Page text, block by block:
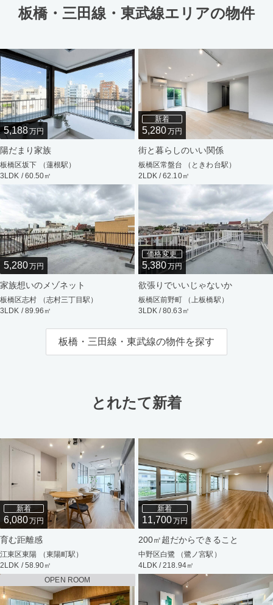
板橋・三田線・東武線エリアの物件
5,188万円
陽だまり家族
板橋区坂下 （蓮根駅）
3LDK / 60.50㎡
新着
5,280万円
街と暮らしのいい関係
板橋区常盤台 （ときわ台駅）
2LDK / 62.10㎡
5,280万円
家族想いのメゾネット
板橋区志村 （志村三丁目駅）
3LDK / 89.96㎡
価格変更
5,380万円
欲張りでいいじゃないか
板橋区前野町 （上板橋駅）
3LDK / 80.63㎡
板橋・三田線・東武線の物件を探す
とれたて新着
新着
6,080万円
育む距離感
江東区東陽 （東陽町駅）
2LDK / 58.90㎡
新着
11,700万円
200㎡超だからできること
中野区白鷺 （鷺ノ宮駅）
4LDK / 218.94㎡
OPEN ROOM